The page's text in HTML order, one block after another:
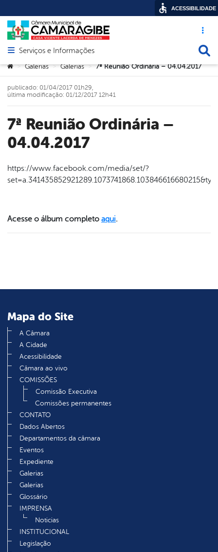
Acesso
Abrir menu principal de navegação
Serviços e Informações
Você está aqui:
> Galerias > Galerias > 7ª Reunião Ordinária – 04.04.2017
7ª Reunião Ordinária –
04.04.2017
publicado: 01/04/2017 01h29,
última modificação: 01/12/2017 12h41
https://www.facebook.com/media/set/?
Acesse o álbum completo aqui.
Mapa do Site
A Câmara
A Cidade
Acessibilidade
Câmara ao vivo
COMISSÕES
Comissão Executiva
Comissões permanentes
CONTATO
Dados Abertos
Departamentos da câmara
Eventos
Expediente
Galerias
Galerias
Glossário
IMPRENSA
Noticias
INSTITUCIONAL
Legislação
ACESSIBILIDADE